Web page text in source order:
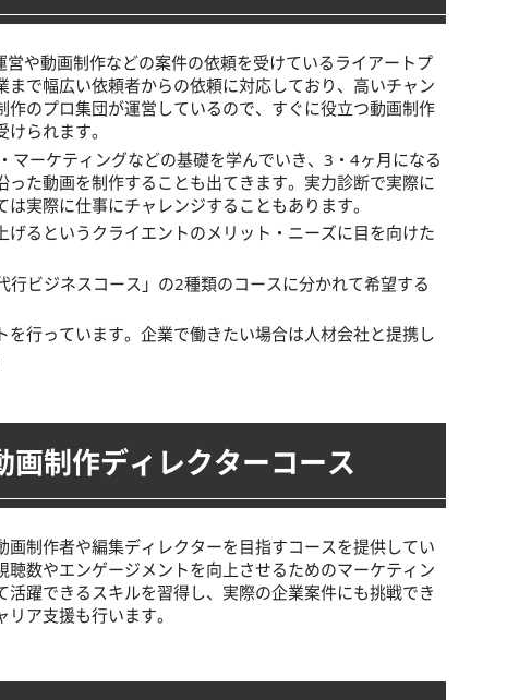
や動画制作などの案件の依頼を受けているライアートプ
で幅広い依頼者からの依頼に対応しており、高いチャン
のプロ集団が運営しているので、すぐに役立つ動画制作
られます。
ーケティングなどの基礎を学んでいき、3・4ヶ月になる
た動画を制作することも出てきます。実力診断で実際に
実際に仕事にチャレンジすることもあります。
るというクライエントのメリット・ニーズに目を向けた
ビジネスコース」の2種類のコースに分かれて希望する
行っています。企業で働きたい場合は人材会社と提携し
画制作ディレクターコース
制作者や編集ディレクターを目指すコースを提供してい
数やエンゲージメントを向上させるためのマーケティン
躍できるスキルを習得し、実際の企業案件にも挑戦でき
ア支援も行います。